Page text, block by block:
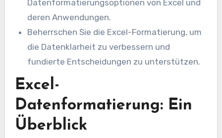
Datenformatierungsoptionen von Excel und
deren Anwendungen.
Beherrschen Sie die Excel-Formatierung, um
die Datenklarheit zu verbessern und
fundierte Entscheidungen zu unterstützen.
Excel-
Datenformatierung: Ein
Überblick